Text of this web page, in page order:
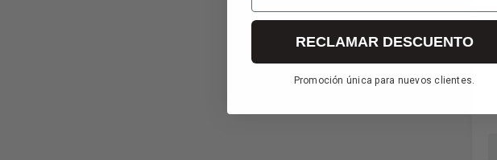
RECLAMAR DESCUENTO
Promoción única para nuevos clientes.